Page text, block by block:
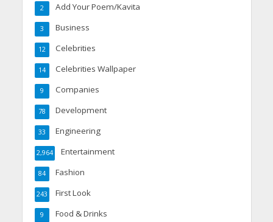
Add Your Poem/Kavita
2
Business
3
Celebrities
12
Celebrities Wallpaper
14
Companies
9
Development
78
Engineering
33
Entertainment
2,964
Fashion
84
First Look
243
Food & Drinks
9